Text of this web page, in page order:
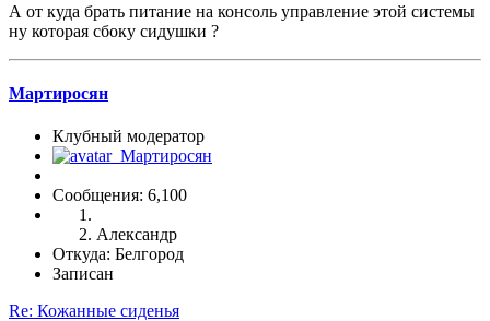
А от куда брать питание на консоль управление этой системы
ну которая сбоку сидушки ?
Мартиросян
Клубный модератор
Сообщения: 6,100
Александр
Откуда: Белгород
Записан
Re: Кожанные сиденья